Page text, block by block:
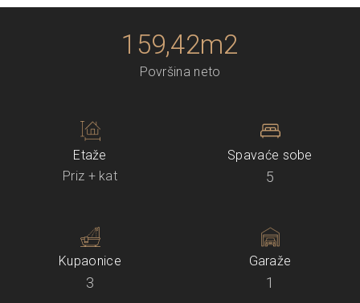
159,42m2
Površina neto
Etaže
Priz + kat
Spavaće sobe
5
Kupaonice
3
Garaže
1